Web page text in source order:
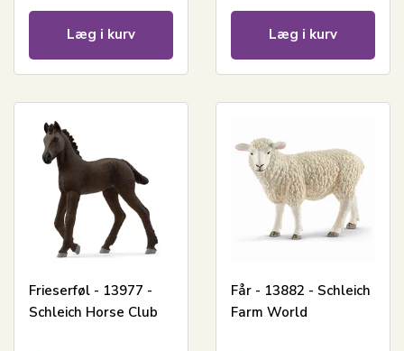
Læg i kurv Læg i kurv
Frieserføl - 13977 -
Schleich Horse Club
Får - 13882 - Schleich
Farm World